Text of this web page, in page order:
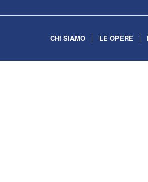
CHI SIAMO LE OPERE